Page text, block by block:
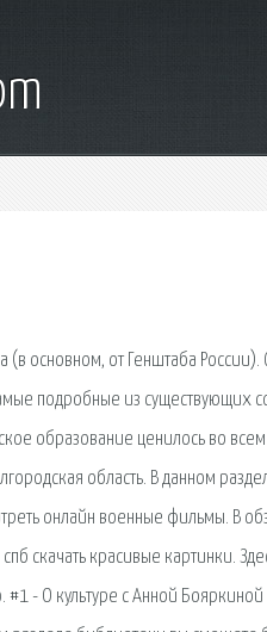
основном, от Генштаба
подробные из существующих
образование ценилось во
область. В данном
онлайн военные фильмы. В
скачать красивые картинки.
- О культуре с Анной